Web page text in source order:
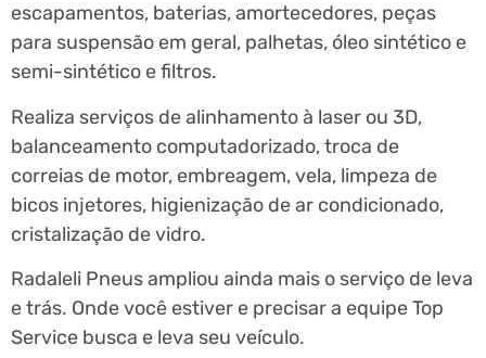
escapamentos, baterias, amortecedores, peças
para suspensão em geral, palhetas, óleo sintético e
semi-sintético e filtros.
Realiza serviços de alinhamento à laser ou 3D,
balanceamento computadorizado, troca de
correias de motor, embreagem, vela, limpeza de
bicos injetores, higienização de ar condicionado,
cristalização de vidro.
Radaleli Pneus ampliou ainda mais o serviço de leva
e trás. Onde você estiver e precisar a equipe Top
Service busca e leva seu veículo.